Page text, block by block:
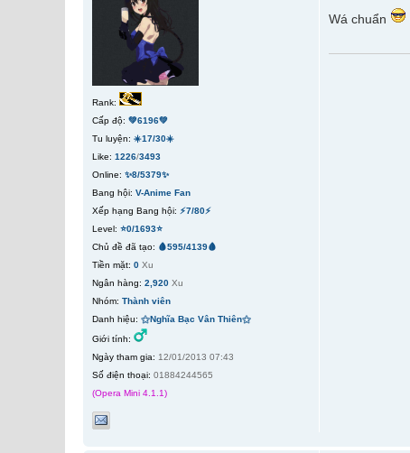
Wá chuẩn
Rank:
Cấp độ: 💚6196💚
Tu luyện: ☀️17/30☀️
Like: 1226/3493
Online: ✨8/5379✨
Bang hội: V-Anime Fan
Xếp hạng Bang hội: ⚡7/80⚡
Level: ⭐0/1693⭐
Chủ đề đã tạo: 🩸595/4139🩸
Tiền mặt: 0 Xu
Ngân hàng: 2,920 Xu
Nhóm: Thành viên
Danh hiệu: ⚝Nghĩa Bạc Vân Thiên⚝
Giới tính:
Ngày tham gia: 12/01/2013 07:43
Số điện thoại: 01884244565
(Opera Mini 4.1.1)